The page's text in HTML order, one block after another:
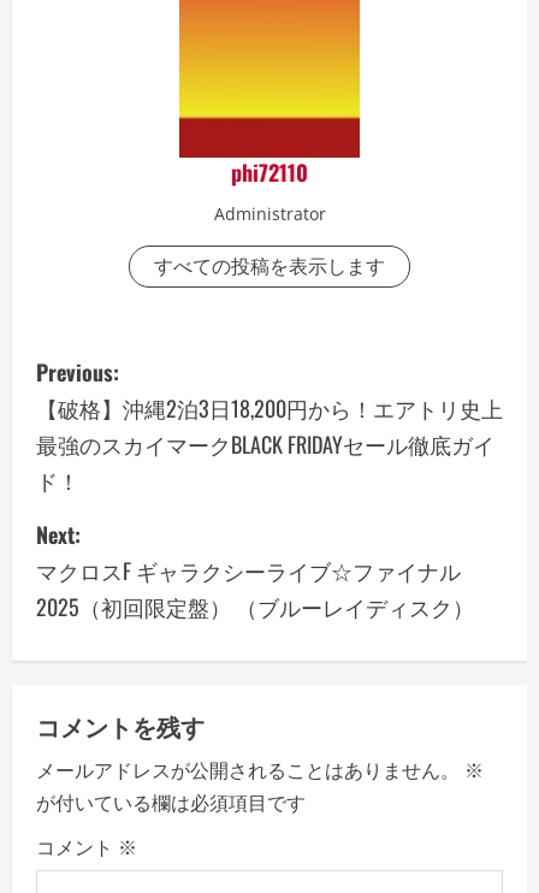
phi72110
Administrator
すべての投稿を表示します
P
o
s
t
n
a
v
i
g
a
t
Previous:
【破格】沖縄2泊3日18,200円から！エアトリ史上
最強のスカイマークBLACK FRIDAYセール徹底ガイ
ド！
Next:
マクロスF ギャラクシーライブ☆ファイナル
2025（初回限定盤） （ブルーレイディスク）
コメントを残す
メールアドレスが公開されることはありません。
※
が付いている欄は必須項目です
コメント ※